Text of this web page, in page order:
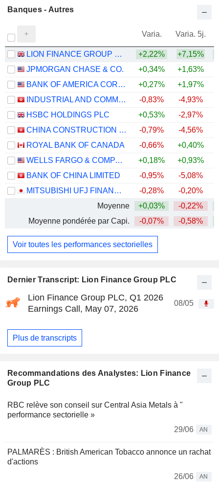
Dernier Transcript: Lion Finance Group PLC
Lion Finance Group PLC, Q1 2026
Earnings Call, May 07, 2026
08/05
Plus de transcripts
Recommandations des Analystes: Lion Finance
Group PLC
RBC relève son conseil sur Central Asia Metals à "
performance sectorielle »
29/06
AN
PALMARÈS : British American Tobacco annonce un rachat
d'actions
26/06
AN
Banques - Autres
Varia. Varia. 5j.
LION FINANCE GROUP PLC +2,22% +7,15%
JPMORGAN CHASE & CO.
+0,34% +1,63%
BANK OF AMERICA CORPORATION
+0,27% +1,97%
INDUSTRIAL AND COMMERCIAL BANK OF CHINA LIMITED
-0,83% -4,93%
HSBC HOLDINGS PLC
+0,53% -2,97%
CHINA CONSTRUCTION BANK CORPORATION
-0,79% -4,56%
ROYAL BANK OF CANADA
-0,66% +0,40%
WELLS FARGO & COMPANY
+0,18% +0,93%
BANK OF CHINA LIMITED
-0,95% -5,08%
MITSUBISHI UFJ FINANCIAL GROUP, INC.
-0,28% -0,20%
Moyenne
+0,03% -0,22%
Moyenne pondérée par Capi.
-0,07% -0,58%
Voir toutes les performances sectorielles